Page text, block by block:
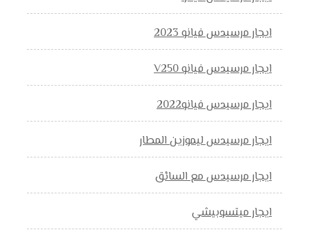
ايجار مرسيدس فيانو 2023
ايجار مرسيدس فيانو V250
ايجار مرسيدس فيانو2022
ايجار مرسيدس ليموزين المطار
ايجار مرسيدس مع السائق
ايجار ميتسوبيشي